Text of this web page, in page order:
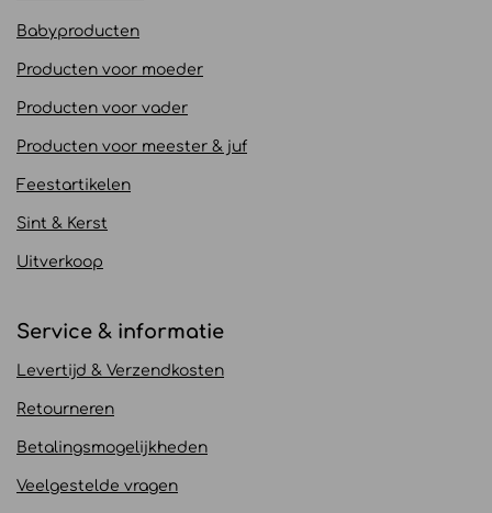
Babyproducten
Producten voor moeder
Producten voor vader
Producten voor meester & juf
Feestartikelen
Sint & Kerst
Uitverkoop
Service & informatie
Levertijd & Verzendkosten
Retourneren
Betalingsmogelijkheden
Veelgestelde vragen